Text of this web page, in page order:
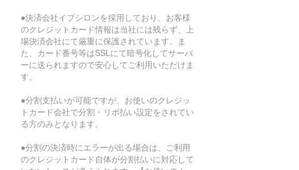
●決済会社イプシロンを採用しており、お客様
のクレジットカード情報は当社には残らず、上
場決済会社にて厳重に保護されています。ま
た、カード番号等はSSLにて暗号化してサーバ
ーに送られますので安心してご利用いただけま
す。
●分割支払いが可能ですが、お使いのクレジッ
トカード会社で分割・リボ払い設定をされてい
る方のみとなります。
●分割の決済時にエラーが出る場合は、ご利用
のクレジットカード自体が分割払いに対応して